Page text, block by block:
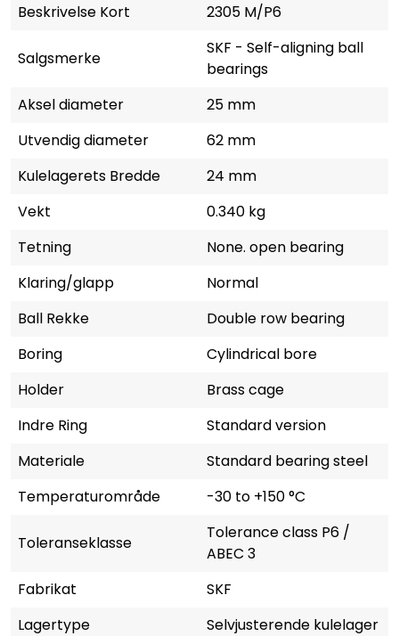
Beskrivelse Kort 2305 M/P6
Salgsmerke
SKF - Self-aligning ball
bearings
Aksel diameter
25 mm
Utvendig diameter
62 mm
Kulelagerets Bredde
24 mm
Vekt
0.340 kg
Tetning
None. open bearing
Klaring/glapp
Normal
Ball Rekke
Double row bearing
Boring
Cylindrical bore
Holder
Brass cage
Indre Ring
Standard version
Materiale
Standard bearing steel
Temperaturområde
-30 to +150 °C
Toleranseklasse
Tolerance class P6 /
ABEC 3
Fabrikat
SKF
Lagertype
Selvjusterende kulelager